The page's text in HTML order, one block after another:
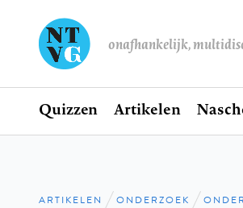
onafhankelijk,
Hoofdnavigatie
Home
Quizzen Artikelen
ARTIKELEN ONDERZOEK